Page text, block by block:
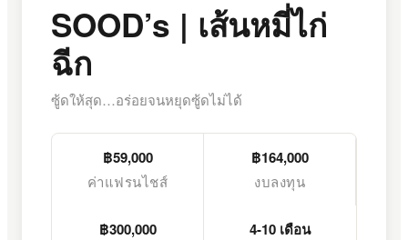
SOOD’s | เส้นหมี่ไก่
ฉีก
ซู้ดให้สุด…อร่อยจนหยุดซู้ดไม่ได้
฿59,000
ค่าแฟรนไชส์
฿164,000
งบลงทุน
฿300,000 4-10 เดือน